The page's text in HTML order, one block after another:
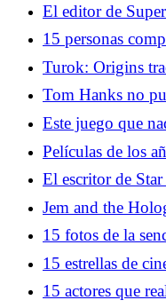
El editor de
los mayores
15 personas
que recuerdan
Turok: Origins
entre los muertos
Tom Hanks no
momento de
habitación"
Este juego que
tiene a miles de
Películas de los
no puedes ver
El escritor de
minimiza las
Jem and the
oportunidad en la
15 fotos de la
videojuegos en
15 estrellas de
de lo que
15 actores que